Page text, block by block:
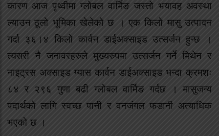
कारण आज पृथ्वीमा ग्लोबल वार्मिङ जस्तो भयावह अवस्था
ल्याउन ठूलो भूमिका खेलेको छ । एक किलो मासु उत्पादन
गर्दा ३६।४ किलो कार्वन डाईअक्साइड उत्सर्जन हुन्छ ।
त्यसरी नै जनावरहरुले मुख्यरुपमा उत्सर्जन गर्ने मिथेन र
नाइट्रस अक्साइड ग्यास कार्वन डाईअक्साइड भन्दा क्रमशः
८४ र २९६ गुणा बढी ग्लोबल वार्मिङ गर्दछ । मासुजन्य
पदार्थको लागि स्वच्छ पानी र वनजंगल फडानी अत्याधिक
भएको छ ।